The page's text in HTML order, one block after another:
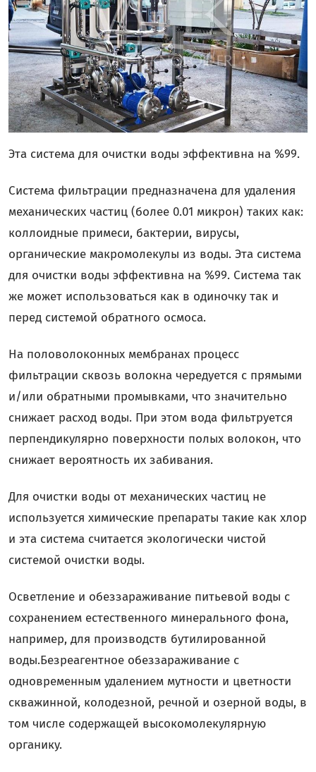
Эта система для очистки воды эффективна на %99.
Система фильтрации предназначена для удаления
механических частиц (более 0.01 микрон) таких как:
коллоидные примеси, бактерии, вирусы,
органические макромолекулы из воды. Эта система
для очистки воды эффективна на %99. Система так
же может использоваться как в одиночку так и
перед системой обратного осмоса.
На половолоконных мембранах процесс
фильтрации сквозь волокна чередуется с прямыми
и/или обратными промывками, что значительно
снижает расход воды. При этом вода фильтруется
перпендикулярно поверхности полых волокон, что
снижает вероятность их забивания.
Для очистки воды от механических частиц не
используется химические препараты такие как хлор
и эта система считается экологически чистой
системой очистки воды.
Осветление и обеззараживание питьевой воды с
сохранением естественного минерального фона,
например, для производств бутилированной
воды.Безреагентное обеззараживание с
одновременным удалением мутности и цветности
скважинной, колодезной, речной и озерной воды, в
том числе содержащей высокомолекулярную
органику.